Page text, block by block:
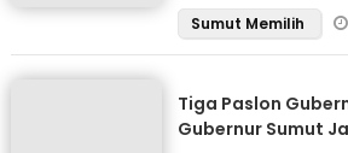
Sumut Memilih
Tiga Paslon
Gubernur Sumut